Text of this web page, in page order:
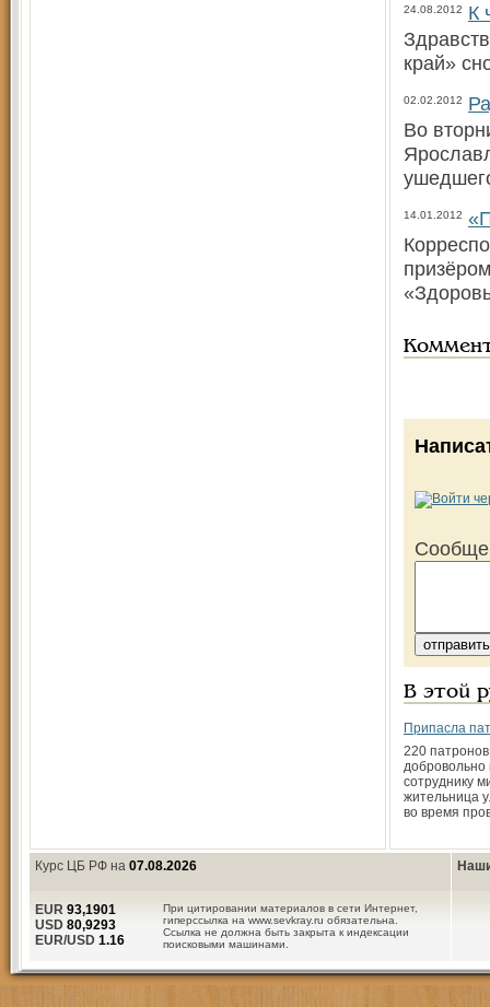
24.08.2012
К
край»
02.02.2012
Во
14.01.2012
В этой
Припасла
220
добровольно
сотруднику
жительница
во время
Курс ЦБ РФ на 07.08.2026
При цитировании материалов в сети Интернет,
гиперссылка на www.sevkray.ru обязательна.
Ссылка не должна быть закрыта к индексации
поисковыми машинами.
EUR 93,1901
USD 80,9293
EUR/USD 1.16